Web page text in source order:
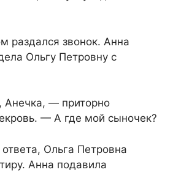
раздался звонок. Анна
Ольгу Петровну с
Анечка, — приторно
— А где мой сыночек?
Ольга Петровна
Анна подавила